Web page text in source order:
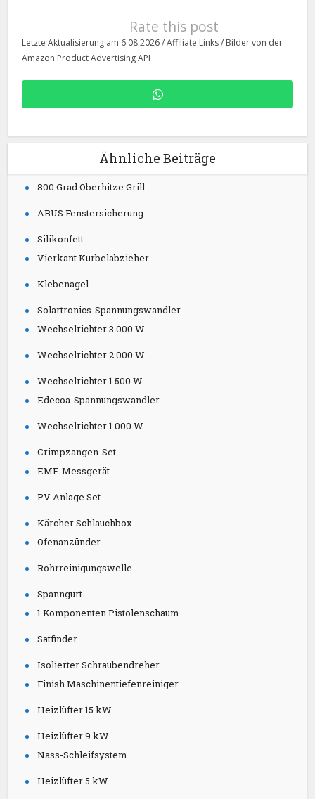
Rate this post
Letzte Aktualisierung am 6.08.2026 / Affiliate Links / Bilder von der
Amazon Product Advertising API
Ähnliche Beiträge
800 Grad Oberhitze Grill
ABUS Fenstersicherung
Silikonfett
Vierkant Kurbelabzieher
Klebenagel
Solartronics-Spannungswandler
Wechselrichter 3.000 W
Wechselrichter 2.000 W
Wechselrichter 1.500 W
Edecoa-Spannungswandler
Wechselrichter 1.000 W
Crimpzangen-Set
EMF-Messgerät
PV Anlage Set
Kärcher Schlauchbox
Ofenanzünder
Rohrreinigungswelle
Spanngurt
1 Komponenten Pistolenschaum
Satfinder
Isolierter Schraubendreher
Finish Maschinentiefenreiniger
Heizlüfter 15 kW
Heizlüfter 9 kW
Nass-Schleifsystem
Heizlüfter 5 kW